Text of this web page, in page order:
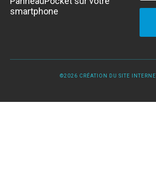
smartphone
©2026 CRÉATION DU SITE